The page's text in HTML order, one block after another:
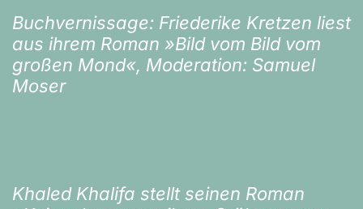
Buchvernissage: Friederike Kretzen liest
aus ihrem Roman »Bild vom Bild vom
großen Mond«, Moderation: Samuel
Moser
Khaled Khalifa stellt seinen Roman